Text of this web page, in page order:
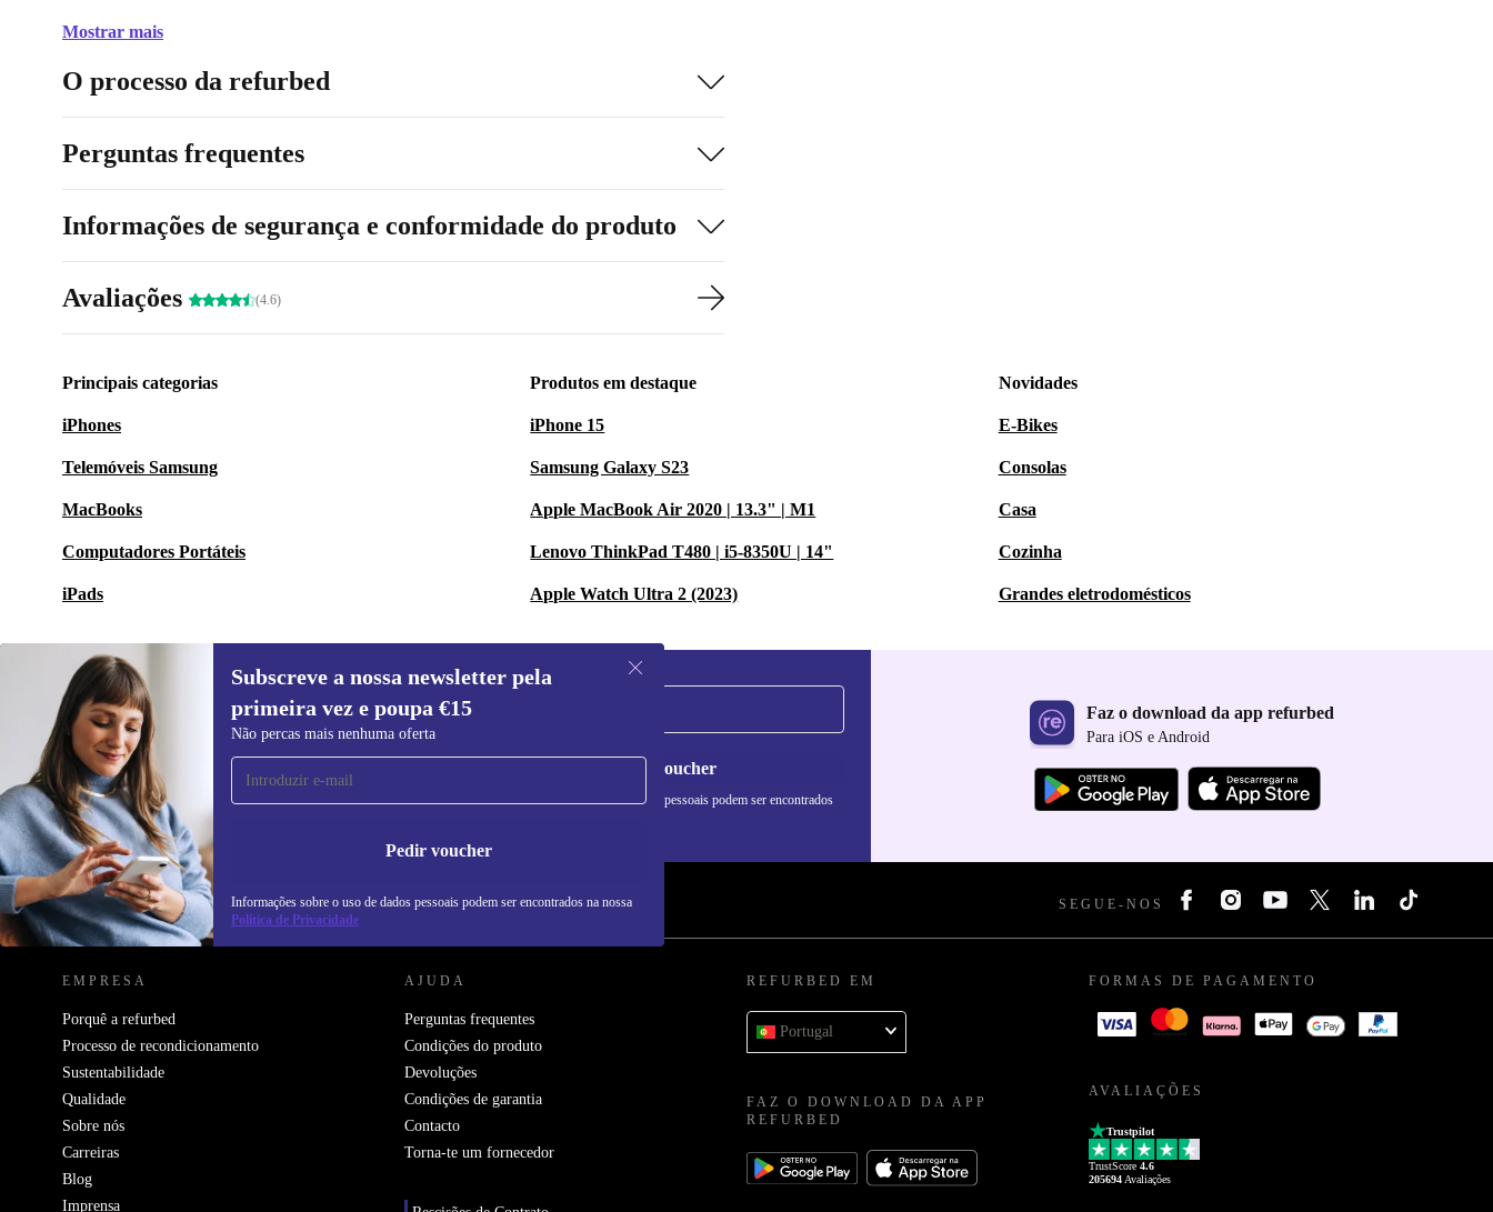
Mostrar mais
O processo da refurbed
Perguntas frequentes
Informações de segurança e conformidade do produto
Avaliações (4.6)
Principais categorias
iPhones
Telemóveis Samsung
MacBooks
Computadores Portáteis
iPads
Produtos em destaque
iPhone 15
Samsung Galaxy S23
Apple MacBook Air 2020 | 13.3" | M1
Lenovo ThinkPad T480 | i5-8350U | 14"
Apple Watch Ultra 2 (2023)
Novidades
E-Bikes
Consolas
Casa
Cozinha
Grandes eletrodomésticos
Subscreve a nossa newsletter pela
primeira vez e poupa €15
Não percas mais nenhuma oferta
Pedir voucher
Informações sobre o uso de dados pessoais podem ser encontrados na nossa
Política de Privacidade
Subscreve a nossa newsletter pela
primeira vez e poupa 15€!
Não percas mais nenhuma oferta.
Pedir voucher
Informações sobre o uso de dados pessoais podem ser encontrados
Faz o download da app refurbed
Para iOS e Android
REFURBED PORTUGAL - RETHINK NEW. SEGUE-NOS
EMPRESA
Porquê a refurbed
Processo de recondicionamento
Sustentabilidade
Qualidade
Sobre nós
Carreiras
Blog
Imprensa
AJUDA
Perguntas frequentes
Condições do produto
Devoluções
Condições de garantia
Contacto
Torna-te um fornecedor
REFURBED EM
Portugal
FAZ O DOWNLOAD DA APP
REFURBED
FORMAS DE PAGAMENTO
AVALIAÇÕES
Trustpilot
TrustScore 4.6
205694 Avaliações